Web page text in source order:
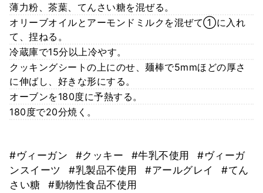
薄力粉、茶葉、てんさい糖を混ぜる。
オリーブオイルとアーモンドミルクを混ぜて①に入れ
て、捏ねる。
冷蔵庫で15分以上冷やす。
クッキングシートの上にのせ、麺棒で5mmほどの厚さ
に伸ばし、好きな形にする。
オーブンを180度に予熱する。
180度で20分焼く。
#ヴィーガン #クッキー #牛乳不使用
#ヴィーガ
ンスイーツ
#乳製品不使用 #アールグレイ
#てん
さい糖
#動物性食品不使用